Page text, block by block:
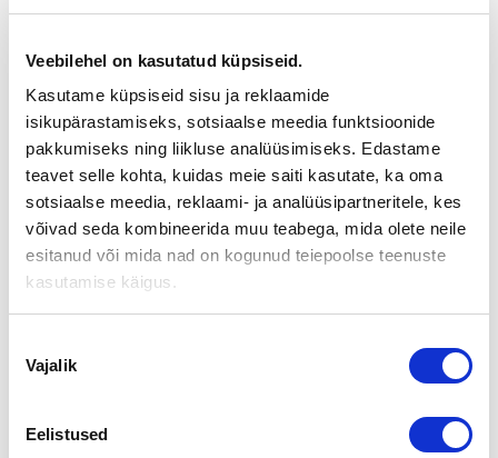
Veebilehel on kasutatud küpsiseid.
Kasutame küpsiseid sisu ja reklaamide
isikupärastamiseks, sotsiaalse meedia funktsioonide
pakkumiseks ning liikluse analüüsimiseks. Edastame
teavet selle kohta, kuidas meie saiti kasutate, ka oma
sotsiaalse meedia, reklaami- ja analüüsipartneritele, kes
võivad seda kombineerida muu teabega, mida olete neile
esitanud või mida nad on kogunud teiepoolse teenuste
kasutamise käigus.
valik
Vajalik
Eelistused
tehingu kogemus ja üle 22 000 aktiivset ostjakontakti
Eestist või välismaalt, sealhulgas Soome investorite seast.
Esimene samm: esmane konsultatsioon
Kui kaalute oma ettevõtte müüki, soovitame alustada
esmasest konsultatsioonist. Selle käigus räägime Teie
ettevõttest, müügi eesmärkidest ja võimalikust ajakavast.
Konsultatsioon on kohustusteta ja täielikult konfidentsiaalne.
Saada päring või helista:+372 50 12 514
Milline on müümise protsess? Miks kasutada maakleri abi?
Ettevõtte väärtuse hindamine